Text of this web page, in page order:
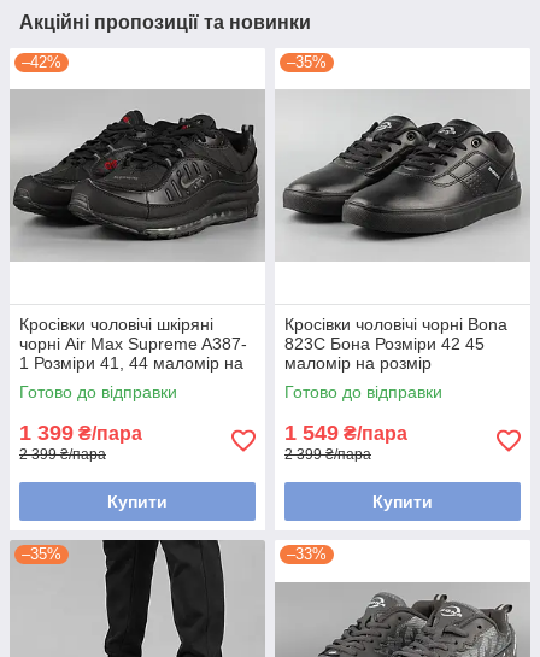
Акційні пропозиції та новинки
–42%
Кросівки чоловічі шкіряні
чорні Air Max Supreme A387-
1 Розміри 41, 44 маломір на
розмір
Готово до відправки
1 399 ₴/пара
2 399 ₴/пара
Купити
–35%
Кросівки чоловічі чорні Bona
823С Бона Розміри 42 45
маломір на розмір
Готово до відправки
1 549 ₴/пара
2 399 ₴/пара
Купити
–35% –33%